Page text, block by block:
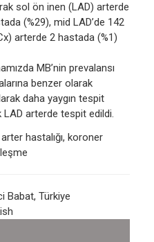
sol ön inen (LAD) arterde
(%29), mid LAD’de 142
arterde 2 hastada (%1)
MB’nin prevalansı
benzer olarak
daha yaygın tespit
LAD arterde tespit edildi.
hastalığı, koroner
Babat, Türkiye